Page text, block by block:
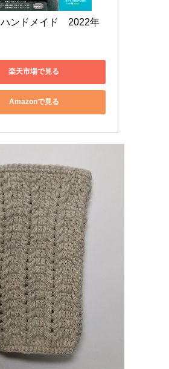
ンドメイド　2022年
楽天市場で見る
Amazonで見る